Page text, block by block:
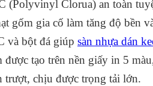
(Polyvinyl Clorua) an toàn
gốm gia cố làm tăng độ bền
và bột đá giúp sàn nhựa dán
tạo trên nền giấy in 5
trượt, chịu được trọng tải lớn.